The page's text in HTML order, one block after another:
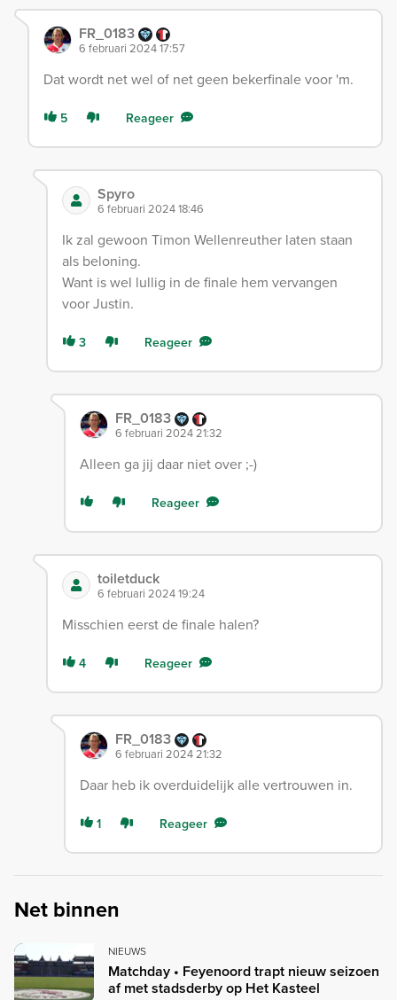
FR_0183
6 februari 2024 17:57
Dat wordt net wel of net geen bekerfinale voor 'm.
5 Reageer
Spyro
6 februari 2024 18:46
Ik zal gewoon Timon Wellenreuther laten staan
als beloning.
Want is wel lullig in de finale hem vervangen
voor Justin.
3 Reageer
FR_0183
6 februari 2024 21:32
Alleen ga jij daar niet over ;-)
Reageer
toiletduck
6 februari 2024 19:24
Misschien eerst de finale halen?
4 Reageer
FR_0183
6 februari 2024 21:32
Daar heb ik overduidelijk alle vertrouwen in.
1 Reageer
Net binnen
NIEUWS
Matchday • Feyenoord trapt nieuw seizoen
af met stadsderby op Het Kasteel